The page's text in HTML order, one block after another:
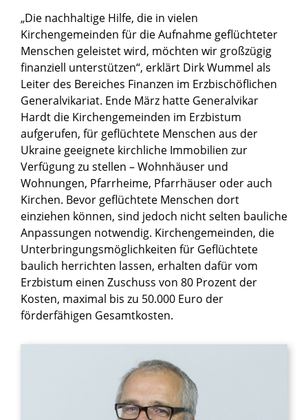
„Die nachhaltige Hilfe, die in vielen
Kirchengemeinden für die Aufnahme geflüchteter
Menschen geleistet wird, möchten wir großzügig
finanziell unterstützen“, erklärt Dirk Wummel als
Leiter des Bereiches Finanzen im Erzbischöflichen
Generalvikariat. Ende März hatte Generalvikar
Hardt die Kirchengemeinden im Erzbistum
aufgerufen, für geflüchtete Menschen aus der
Ukraine geeignete kirchliche Immobilien zur
Verfügung zu stellen – Wohnhäuser und
Wohnungen, Pfarrheime, Pfarrhäuser oder auch
Kirchen. Bevor geflüchtete Menschen dort
einziehen können, sind jedoch nicht selten bauliche
Anpassungen notwendig. Kirchengemeinden, die
Unterbringungsmöglichkeiten für Geflüchtete
baulich herrichten lassen, erhalten dafür vom
Erzbistum einen Zuschuss von 80 Prozent der
Kosten, maximal bis zu 50.000 Euro der
förderfähigen Gesamtkosten.